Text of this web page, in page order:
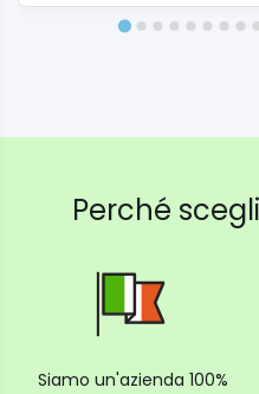
Perché
Siamo un'azienda 100%